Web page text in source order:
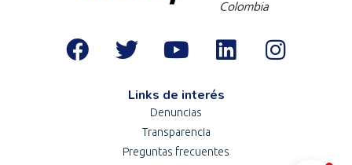
Links de interés
Denuncias
Transparencia
Preguntas frecuentes